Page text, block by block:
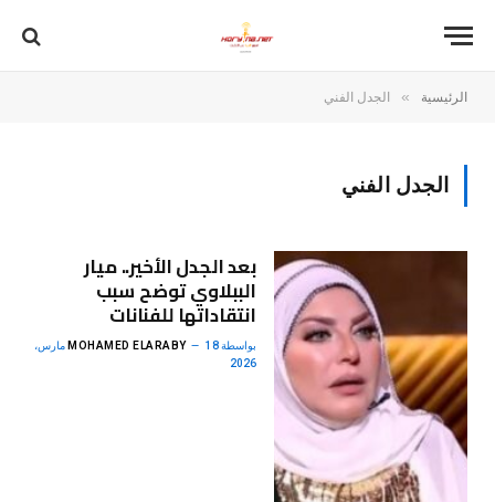
الرئيسية » الجدل الفني
الجدل الفني
بعد الجدل الأخير.. ميار
الببلاوي توضح سبب
انتقاداتها للفنانات
بواسطة MOHAMED ELARABY 18 مارس،
2026